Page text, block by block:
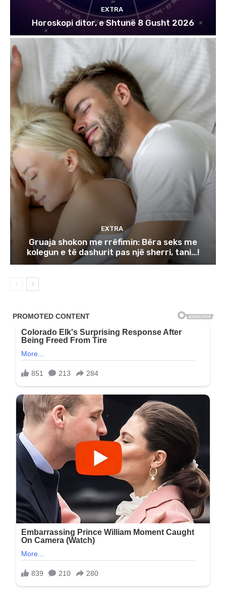
EXTRA
Horoskopi ditor, e Shtunë 8 Gusht 2026
EXTRA
Gruaja shokon me rrëfimin: Bëra seks me
kolegun e të dashurit pas një sherri, tani…!